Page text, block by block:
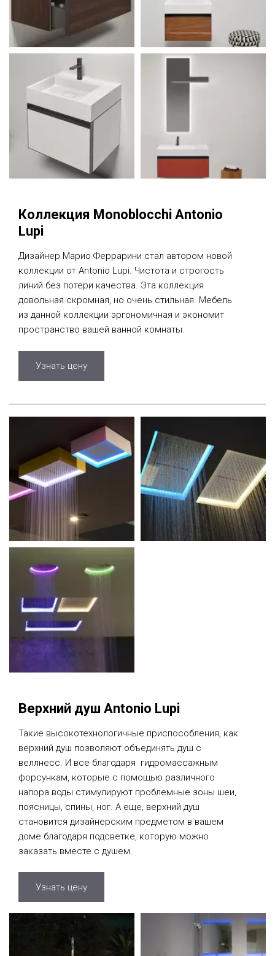
Коллекция Monoblocchi Antonio
Lupi
Дизайнер Марио Феррарини стал автором новой
коллекции от Antonio Lupi. Чистота и строгость
линий без потери качества. Эта коллекция
довольная скромная, но очень стильная. Мебель
из данной коллекции эргономичная и экономит
пространство вашей ванной комнаты.
Узнать цену
Верхний душ Antonio Lupi
Такие высокотехнологичные приспособления, как
верхний душ позволяют объединять душ с
веллнесс. И все благодаря гидромассажным
форсункам, которые с помощью различного
напора воды стимулируют проблемные зоны шеи,
поясницы, спины, ног. А еще, верхний душ
становится дизайнерским предметом в вашем
доме благодаря подсветке, которую можно
заказать вместе с душем.
Узнать цену